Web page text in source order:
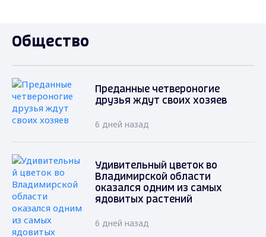
Общество
Преданные четвероногие
друзья ждут своих хозяев
6 дней назад
Удивительный цветок во
Владимирской области
оказался одним из самых
ядовитых растений
6 дней назад